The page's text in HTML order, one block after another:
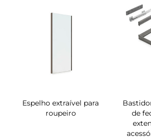
Espelho extraível para
roupeiro
de